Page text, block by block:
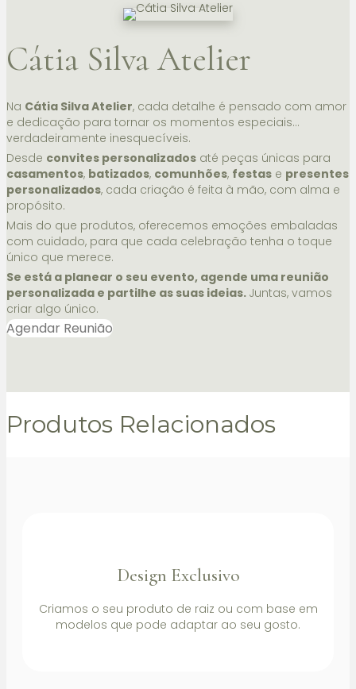
Cátia Silva Atelier
Na Cátia Silva Atelier, cada detalhe é pensado com amor
e dedicação para tornar os momentos especiais…
verdadeiramente inesquecíveis.
Desde convites personalizados até peças únicas para
casamentos, batizados, comunhões, festas e presentes
personalizados, cada criação é feita à mão, com alma e
propósito.
Mais do que produtos, oferecemos emoções embaladas
com cuidado, para que cada celebração tenha o toque
único que merece.
Se está a planear o seu evento, agende uma reunião
personalizada e partilhe as suas ideias. Juntas, vamos
criar algo único.
Agendar Reunião
Produtos Relacionados
Design Exclusivo
Criamos o seu produto de raiz ou com base em
modelos que pode adaptar ao seu gosto.